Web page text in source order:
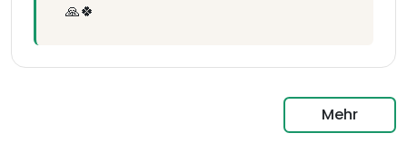
🙏🍀
Mehr